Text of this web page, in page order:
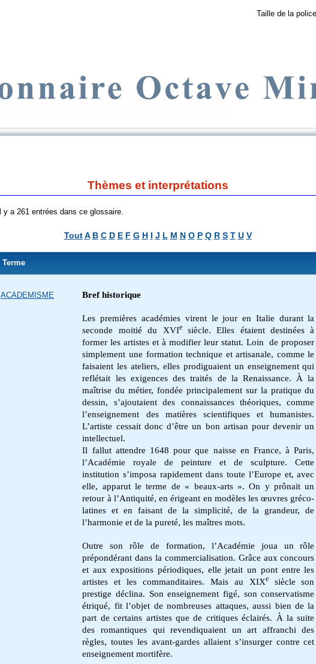
Taille de la police
Thèmes et interprétations
Il y a 261 entrées dans ce glossaire.
Tout A B C D E F G H I J L M N O P Q R S T U V
Terme
ACADEMISME Bref historique
Les premières académies virent le jour en Italie durant la
seconde moitié du XVIesiècle. Elles étaient destinées à
former les artistes et à modifier leur statut. Loin de proposer
simplement une formation technique et artisanale, comme le
faisaient les ateliers, elles prodiguaient un enseignement qui
reflétait les exigences des traités de la Renaissance. À la
maîtrise du métier, fondée principalement sur la pratique du
dessin, s’ajoutaient des connaissances théoriques, comme
l’enseignement des matières scientifiques et humanistes.
L’artiste cessait donc d’être un bon artisan pour devenir un
intellectuel.
Il fallut attendre 1648 pour que naisse en France, à Paris,
l’Académie royale de peinture et de sculpture. Cette
institution s’imposa rapidement dans toute l’Europe et, avec
elle, apparut le terme de « beaux-arts ». On y prônait un
retour à l’Antiquité, en érigeant en modèles les œuvres gréco-
latines et en faisant de la simplicité, de la grandeur, de
l’harmonie et de la pureté, les maîtres mots.
Outre son rôle de formation, l’Académie joua un rôle
prépondérant dans la commercialisation. Grâce aux concours
et aux expositions périodiques, elle jetait un pont entre les
artistes et les commanditaires. Mais au XIXesiècle son
prestige déclina. Son enseignement figé, son conservatisme
étriqué, fit l’objet de nombreuses attaques, aussi bien de la
part de certains artistes que de critiques éclairés. À la suite
des romantiques qui revendiquaient un art affranchi des
règles, toutes les avant-gardes allaient s’insurger contre cet
enseignement mortifère.